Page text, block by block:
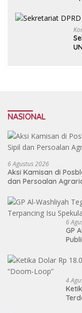
Al
NASIONAL
6 Agustus 2026
Aksi Kamisan di
dan Persoalan
6
GP
4